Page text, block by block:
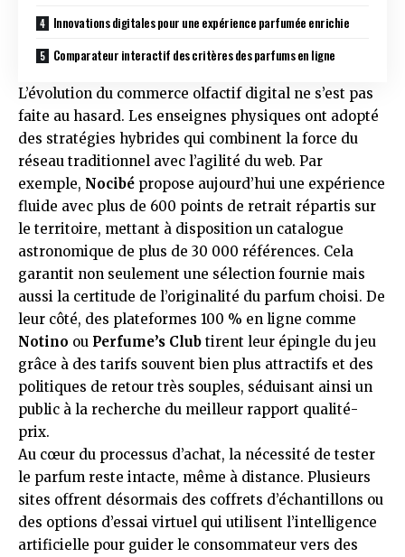
Innovations digitales pour une expérience parfumée enrichie
Comparateur interactif des critères des parfums en ligne
L’évolution du commerce olfactif digital ne s’est pas
faite au hasard. Les enseignes physiques ont adopté
des stratégies hybrides qui combinent la force du
réseau traditionnel avec l’agilité du web. Par
exemple, Nocibé propose aujourd’hui une expérience
fluide avec plus de 600 points de retrait répartis sur
le territoire, mettant à disposition un catalogue
astronomique de plus de 30 000 références. Cela
garantit non seulement une sélection fournie mais
aussi la certitude de l’originalité du parfum choisi. De
leur côté, des plateformes 100 % en ligne comme
Notino ou Perfume’s Club tirent leur épingle du jeu
grâce à des tarifs souvent bien plus attractifs et des
politiques de retour très souples, séduisant ainsi un
public à la recherche du meilleur rapport qualité-
prix.
Au cœur du processus d’achat, la nécessité de tester
le parfum reste intacte, même à distance. Plusieurs
sites offrent désormais des coffrets d’échantillons ou
des options d’essai virtuel qui utilisent l’intelligence
artificielle pour guider le consommateur vers des